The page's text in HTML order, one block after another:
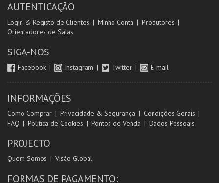
AUTENTICAÇÃO
Login & Registo de Clientes Minha Conta
Produtores
Orientadores de Salas
SIGA-NOS
Facebook Instagram Twitter E-mail
INFORMAÇÕES
Como Comprar Privacidade & Segurança
Condições Gerais
FAQ
Política de Cookies Pontos de Venda Dados Pessoais
PROJECTO
Quem Somos Visão Global
FORMAS DE PAGAMENTO: